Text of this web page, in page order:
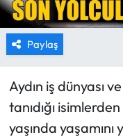
Paylaş
Aydın iş dünyası
tanıdığı
yaşında
YAŞAM
HABER İLAN